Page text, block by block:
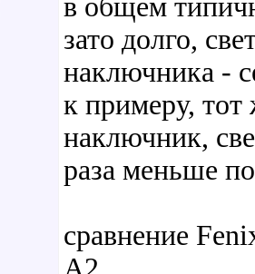
в общем
зато долго,
наключника -
к примеру,
наключник,
раза меньше
сравнение